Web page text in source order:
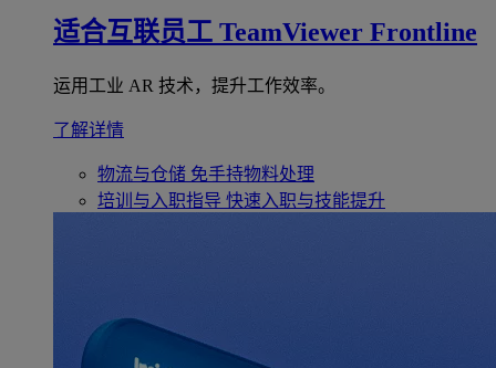
适合互联员工 TeamViewer Frontline
运用工业 AR 技术，提升工作效率。
了解详情
物流与仓储 免手持物料处理
培训与入职指导 快速入职与技能提升